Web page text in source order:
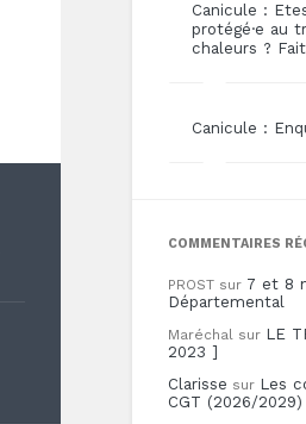
Canicule :
protégé·e au
chaleurs ?
Canicule :
COMMENTAIRES
PROST sur 7 et 8
Départemental
Maréchal sur LE
2023 ]
Clarisse sur Les
CGT (2026/2029)